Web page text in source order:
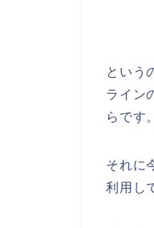
という
ライン
らです。
それに
利用し